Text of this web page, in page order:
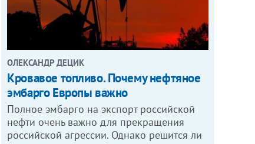
ОЛЕКСАНДР ДЕЦИК
Кровавое топливо. Почему нефтяное
эмбарго Европы важно
Полное эмбарго на экспорт российской
нефти очень важно для прекращения
российской агрессии. Однако решится ли